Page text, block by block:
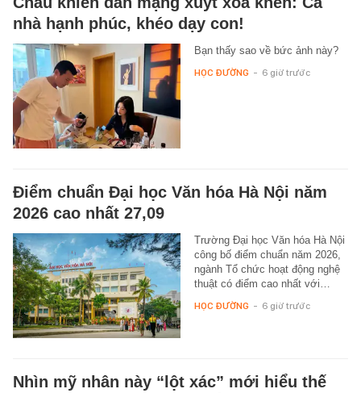
nhà hạnh phúc, khéo dạy con!
Bạn thấy sao về bức ảnh này?
HỌC ĐƯỜNG - 6 giờ trước
Điểm chuẩn Đại học Văn hóa Hà Nội năm
2026 cao nhất 27,09
Trường Đại học Văn hóa Hà Nội
công bố điểm chuẩn năm 2026,
ngành Tổ chức hoạt động nghệ
thuật có điểm cao nhất với…
HỌC ĐƯỜNG - 6 giờ trước
Nhìn mỹ nhân này “lột xác” mới hiểu thế